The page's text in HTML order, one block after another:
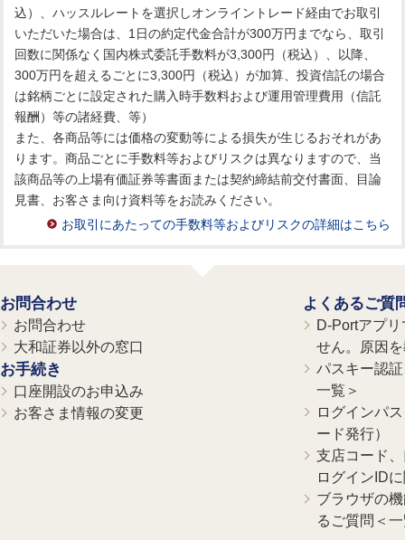
込）、ハッスルレートを選択しオンライントレード経由でお取引
いただいた場合は、1日の約定代金合計が300万円までなら、取引
回数に関係なく国内株式委託手数料が3,300円（税込）、以降、
300万円を超えるごとに3,300円（税込）が加算、投資信託の場合
は銘柄ごとに設定された購入時手数料および運用管理費用（信託
報酬）等の諸経費、等）
また、各商品等には価格の変動等による損失が生じるおそれがあ
ります。商品ごとに手数料等およびリスクは異なりますので、当
該商品等の上場有価証券等書面または契約締結前交付書面、目論
見書、お客さま向け資料等をお読みください。
お取引にあたっての手数料等およびリスクの詳細はこちら
お問合わせ
お問合わせ
大和証券以外の窓口
お手続き
口座開設のお申込み
お客さま情報の変更
よくあるご質
D-Portアプ
せん。原因
パスキー認
一覧＞
ログインパ
ード発行）
支店コード
ログインID
ブラウザの
るご質問＜